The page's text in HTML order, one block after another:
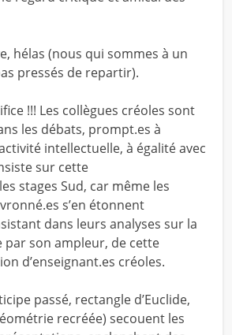
hélas (nous qui sommes à un
pressés de repartir).
!!! Les collègues créoles sont
les débats, prompt.es à
intellectuelle, à égalité avec
sur cette
stages Sud, car même les
s’en étonnent
dans leurs analyses sur la
par son ampleur, de cette
d’enseignant.es créoles.
passé, rectangle d’Euclide,
recréée) secouent les